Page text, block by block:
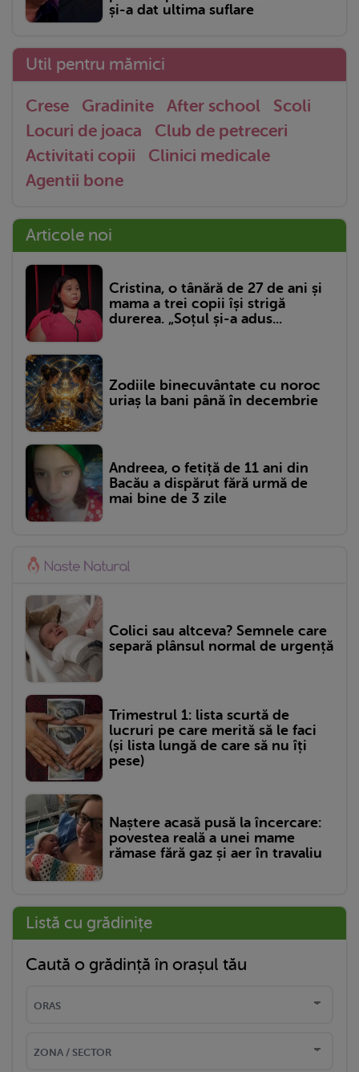
și-a dat ultima suflare
Util pentru mămici
Crese Gradinite After school
Scoli
Locuri de joaca
Club de petreceri
Activitati copii
Clinici medicale
Agentii bone
Articole noi
Cristina, o tânără de 27 de ani și
mama a trei copii își strigă
durerea. „Soțul și-a adus...
Zodiile binecuvântate cu noroc
uriaș la bani până în decembrie
Andreea, o fetiță de 11 ani din
Bacău a dispărut fără urmă de
mai bine de 3 zile
Colici sau altceva? Semnele care
separă plânsul normal de urgență
Trimestrul 1: lista scurtă de
lucruri pe care merită să le faci
(și lista lungă de care să nu îți
pese)
Naștere acasă pusă la încercare:
povestea reală a unei mame
rămase fără gaz și aer în travaliu
Listă cu grădinițe
Caută o grădință în orașul tău